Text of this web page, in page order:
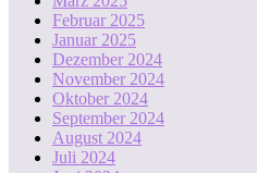
Februar 2025
Januar 2025
Dezember 2024
November 2024
Oktober 2024
September 2024
August 2024
Juli 2024